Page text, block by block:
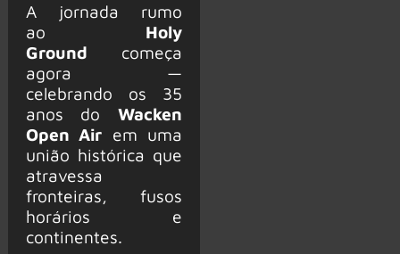
A jornada rumo
ao Holy
Ground começa
agora —
celebrando os 35
anos do Wacken
Open Air em uma
união histórica que
atravessa
fronteiras, fusos
horários e
continentes.